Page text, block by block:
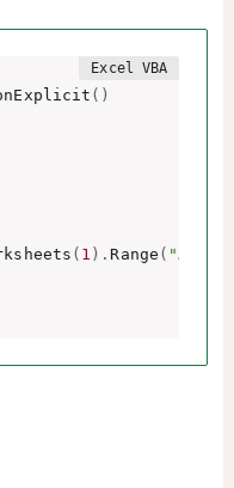
( )
( 1 ) . Range ( "A1"